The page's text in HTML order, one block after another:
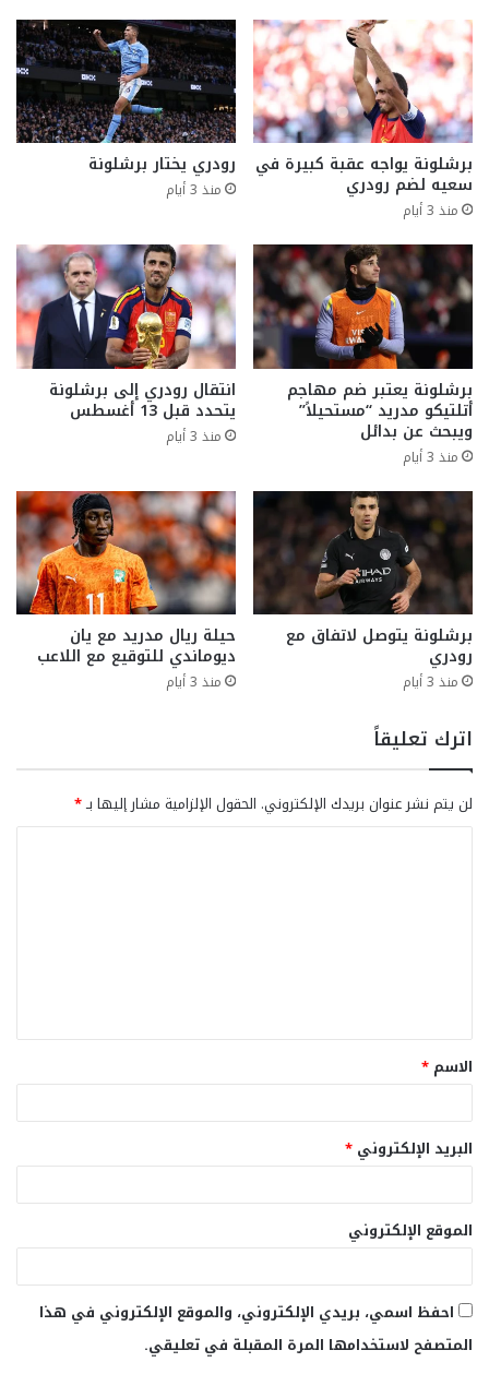
برشلونة يواجه عقبة كبيرة في
سعيه لضم رودري
منذ 3 أيام
رودري يختار برشلونة
منذ 3 أيام
برشلونة يعتبر ضم مهاجم
أتلتيكو مدريد “مستحيلاً”
ويبحث عن بدائل
منذ 3 أيام
انتقال رودري إلى برشلونة
يتحدد قبل 13 أغسطس
منذ 3 أيام
برشلونة يتوصل لاتفاق مع
رودري
منذ 3 أيام
حيلة ريال مدريد مع يان
ديوماندي للتوقيع مع اللاعب
منذ 3 أيام
اترك تعليقاً
لن يتم نشر عنوان بريدك الإلكتروني. الحقول الإلزامية مشار إليها بـ*
ق
*
الاسم *
البريد الإلكتروني *
الموقع الإلكتروني
احفظ اسمي، بريدي الإلكتروني، والموقع الإلكتروني في هذا
المتصفح لاستخدامها المرة المقبلة في تعليقي.